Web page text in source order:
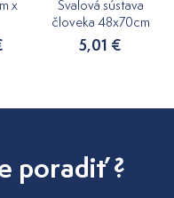
x
Svalová sústava
človeka 48x70cm
5,01 €
poradiť ?